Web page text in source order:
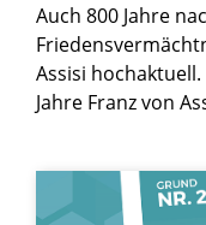
Auch 800 Jahre
Assisi
Jahre Franz von